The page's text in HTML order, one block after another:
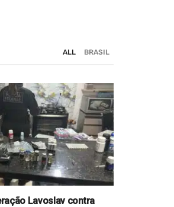
ALL BRASIL
Lavoslav contra